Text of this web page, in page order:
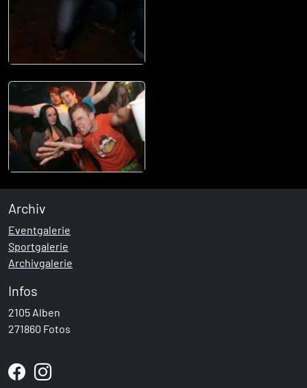
Archiv
Eventgalerie
Sportgalerie
Archivgalerie
Infos
2105 Alben
271860 Fotos